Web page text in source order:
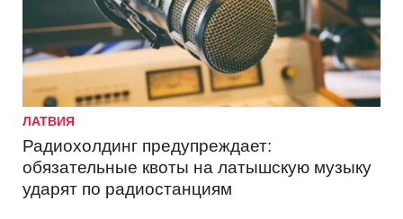
ЛАТВИЯ
Радиохолдинг предупреждает:
обязательные квоты на латышскую музыку
ударят по радиостанциям